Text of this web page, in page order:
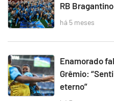
RB Bragantino
há 5 meses
Enamorado
Grêmio:
eterno”